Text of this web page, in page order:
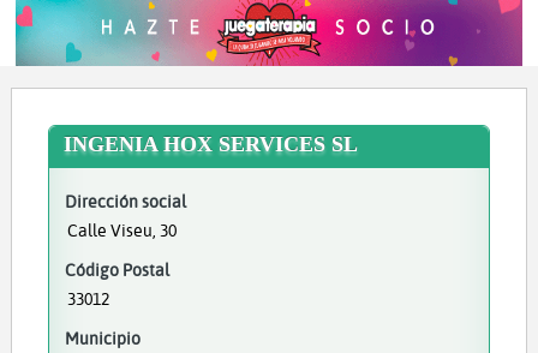
INGENIA HOX SERVICES SL
Dirección social
Calle Viseu, 30
Código Postal
33012
Municipio